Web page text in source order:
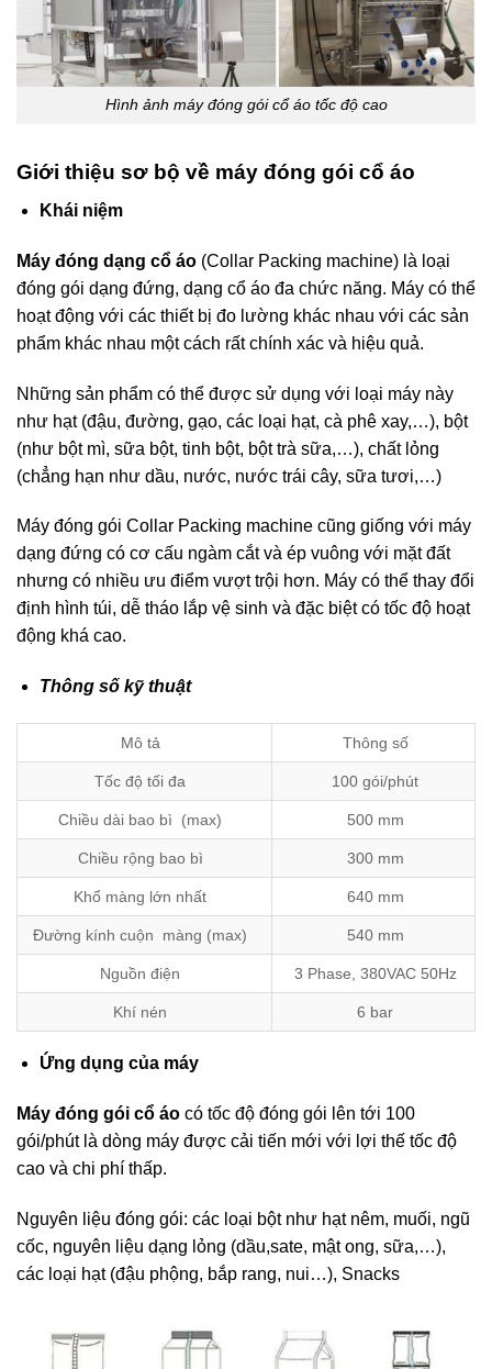
Hình ảnh máy đóng gói cổ áo tốc độ cao
Giới thiệu sơ bộ về máy đóng gói cổ áo
Khái niệm
Máy đóng dạng cổ áo (Collar Packing machine) là loại
đóng gói dạng đứng, dạng cổ áo đa chức năng. Máy có thể
hoạt động với các thiết bị đo lường khác nhau với các sản
phẩm khác nhau một cách rất chính xác và hiệu quả.
Những sản phẩm có thể được sử dụng với loại máy này
như hạt (đậu, đường, gạo, các loại hạt, cà phê xay,…), bột
(như bột mì, sữa bột, tinh bột, bột trà sữa,…), chất lỏng
(chẳng hạn như dầu, nước, nước trái cây, sữa tươi,…)
Máy đóng gói Collar Packing machine cũng giống với máy
dạng đứng có cơ cấu ngàm cắt và ép vuông với mặt đất
nhưng có nhiều ưu điểm vượt trội hơn. Máy có thể thay đổi
định hình túi, dễ tháo lắp vệ sinh và đặc biệt có tốc độ hoạt
động khá cao.
Thông số kỹ thuật
Mô tả Thông số
Tốc độ tối đa 100 gói/phút
Chiều dài bao bì (max) 500 mm
Chiều rộng bao bì 300 mm
Khổ màng lớn nhất 640 mm
Đường kính cuộn màng (max) 540 mm
Nguồn điện 3 Phase, 380VAC 50Hz
Khí nén 6 bar
Ứng dụng của máy
Máy đóng gói cổ áo có tốc độ đóng gói lên tới 100
gói/phút là dòng máy được cải tiến mới với lợi thế tốc độ
cao và chi phí thấp.
Nguyên liệu đóng gói: các loại bột như hạt nêm, muối, ngũ
cốc, nguyên liệu dạng lỏng (dầu,sate, mật ong, sữa,…),
các loại hạt (đậu phộng, bắp rang, nui…), Snacks